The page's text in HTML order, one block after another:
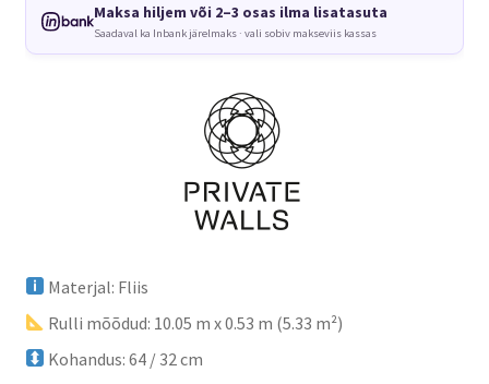
Maksa hiljem või 2–3 osas ilma lisatasuta
Saadaval ka Inbank järelmaks · vali sobiv makseviis kassas
Materjal: Fliis
Rulli mõõdud: 10.05 m x 0.53 m (5.33 m²)
Kohandus: 64 / 32 cm